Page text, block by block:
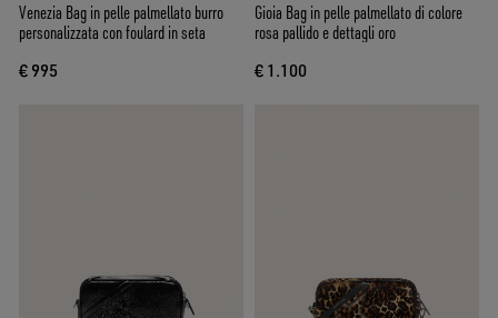
Venezia Bag in pelle palmellato burro
personalizzata con foulard in seta
€ 995
Gioia Bag in pelle palmellato di colore
rosa pallido e dettagli oro
€ 1.100